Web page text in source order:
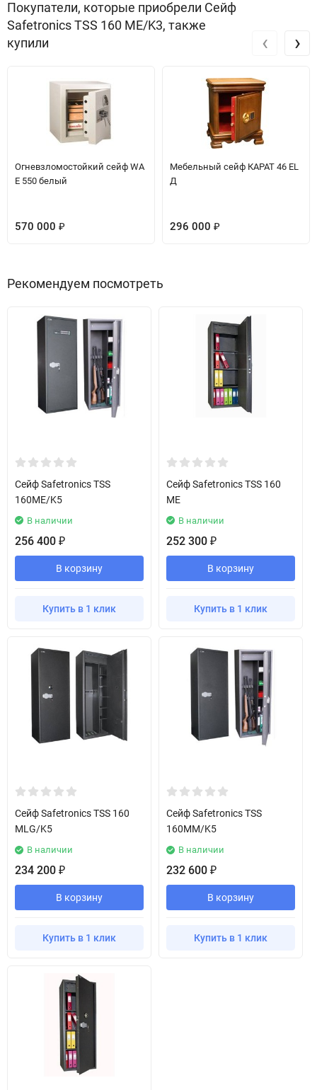
Покупатели, которые приобрели Сейф
Safetronics TSS 160 ME/K3, также
купили
Огневзломостойкий сейф WA
E 550 белый
570 000 ₽
Мебельный сейф КАРАТ 46 EL
Д
296 000 ₽
‹ ›
Рекомендуем посмотреть
Сейф Safetronics TSS
160ME/K5
В наличии
256 400 ₽
В корзину
Купить в 1 клик
Сейф Safetronics TSS 160
ME
В наличии
252 300 ₽
В корзину
Купить в 1 клик
Сейф Safetronics TSS 160
MLG/K5
В наличии
234 200 ₽
В корзину
Купить в 1 клик
Сейф Safetronics TSS
160MM/K5
В наличии
232 600 ₽
В корзину
Купить в 1 клик